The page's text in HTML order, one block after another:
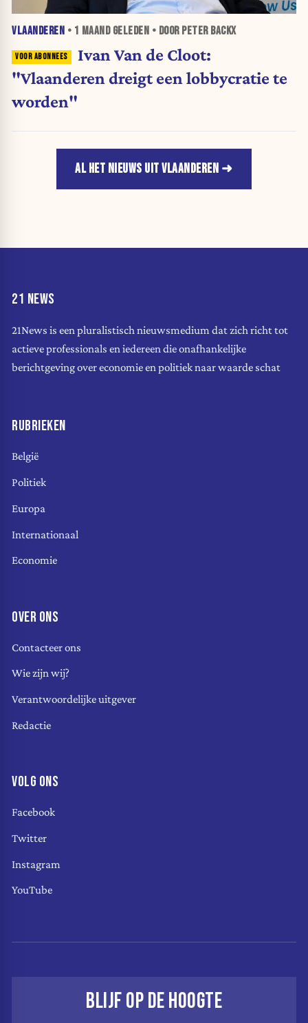
VLAANDEREN • 1 MAANDGELEDEN • DOOR PETER BACKX
Ivan Van de Cloot:
"Vlaanderen dreigt een lobbycratie te
worden"
AL HET NIEUWS UIT VLAANDEREN
21 NEWS
21News is een pluralistisch nieuwsmedium dat zich richt tot
actieve professionals en iedereen die onafhankelijke
berichtgeving over economie en politiek naar waarde schat
RUBRIEKEN
België
Politiek
Europa
Internationaal
Economie
OVER ONS
Contacteer ons
Wie zijn wij?
Verantwoordelijke uitgever
Redactie
VOLG ONS
Facebook
Twitter
Instagram
YouTube
BLIJF OP DE HOOGTE